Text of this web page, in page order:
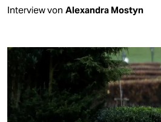
Interview von Alexandra Mostyn